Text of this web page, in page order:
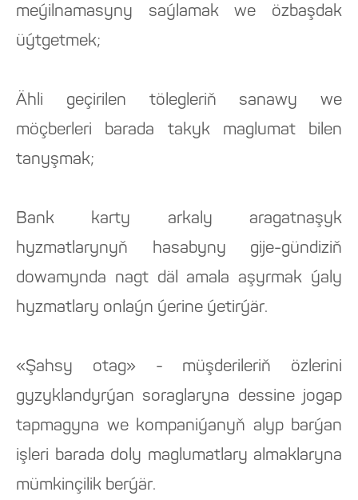
meýilnamasyny saýlamak we özbaşdak
üýtgetmek;
Ähli geçirilen tölegleriň sanawy we
möçberleri barada takyk maglumat bilen
tanyşmak;
Bank karty arkaly aragatnaşyk
hyzmatlarynyň hasabyny gije-gündiziň
dowamynda nagt däl amala aşyrmak ýaly
hyzmatlary onlaýn ýerine ýetirýär.
«Şahsy otag» - müşderileriň özlerini
gyzyklandyrýan soraglaryna dessine jogap
tapmagyna we kompaniýanyň alyp barýan
işleri barada doly maglumatlary almaklaryna
mümkinçilik berýär.